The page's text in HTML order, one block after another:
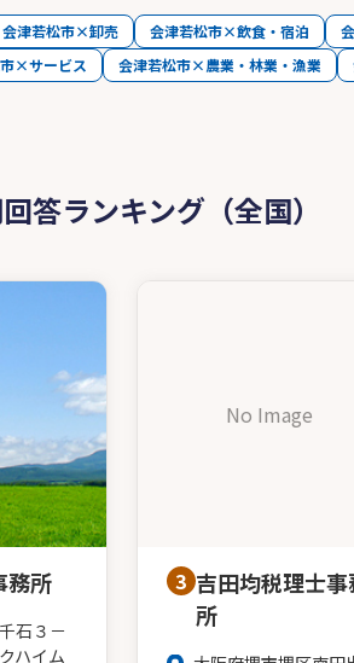
会津若松市×卸売 会津若松市×飲食・宿泊
×サービス 会津若松市×農業・林業・漁業
ランキング（全国）
務所
石３－
ハイム
No Image
3 吉田均税理士事
所